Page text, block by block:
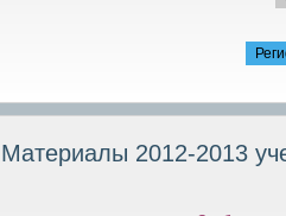
Материалы 2012-2013